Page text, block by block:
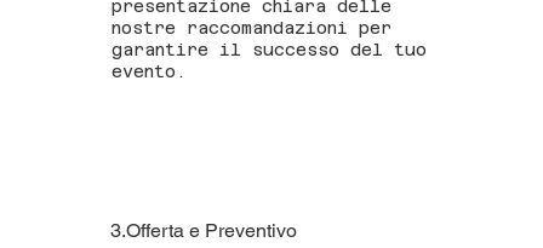
presentazione chiara delle
nostre raccomandazioni per
garantire il successo del tuo
evento.
3.Offerta e Preventivo